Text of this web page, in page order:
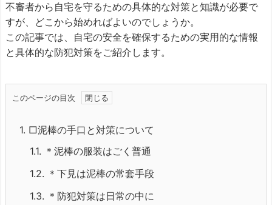
不審者から自宅を守るための具体的な対策と知識が必要で
すが、どこから始めればよいのでしょうか。
この記事では、自宅の安全を確保するための実用的な情報
と具体的な防犯対策をご紹介します。
このページの目次
1. □泥棒の手口と対策について
1.1. ＊泥棒の服装はごく普通
1.2. ＊下見は泥棒の常套手段
1.3. ＊防犯対策は日常の中に